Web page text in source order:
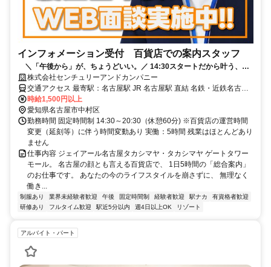
インフォメーション受付 百貨店での案内スタッフ
＼「午後から」が、ちょうどいい。／ 14:30スタートだから叶う、あ
なたらしい働き方
株式会社センチュリーアンドカンパニー
交通アクセス 最寄駅：名古屋駅 JR 名古屋駅 直結 名鉄・近鉄名古屋
駅 徒歩1分 市営地下鉄 名古屋駅 直結
時給1,500円以上
愛知県名古屋市中村区
勤務時間 固定時間制 14:30～20:30（休憩60分) ※百貨店の運営時間
変更（延刻等）に伴う時間変動あり 実働：5時間 残業はほとんどあり
ません
仕事内容 ジェイアール名古屋タカシマヤ・タカシマヤ ゲートタワー
モール。 名古屋の顔とも言える百貨店で、 1日5時間の「総合案内」
のお仕事です。 あなたの今のライフスタイルを崩さずに、 無理なく
働き...
制服あり 業界未経験者歓迎 午後 固定時間制 経験者歓迎 駅ナカ
有資格者歓迎
研修あり
フルタイム歓迎 駅近5分以内 週4日以上OK リゾート
アルバイト・パート